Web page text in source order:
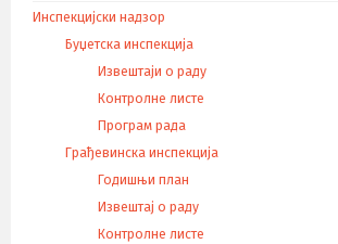
Инспекцијски надзор
Буџетска инспекција
Извештаји о раду
Контролне листе
Програм рада
Грађевинска инспекција
Годишњи план
Извештај о раду
Контролне листе